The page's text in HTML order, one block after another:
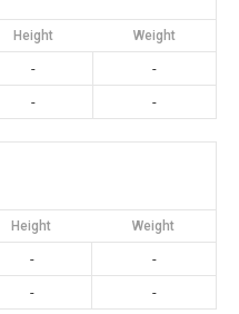
Height Weight
-
-
- -
Height Weight
-
-
- -